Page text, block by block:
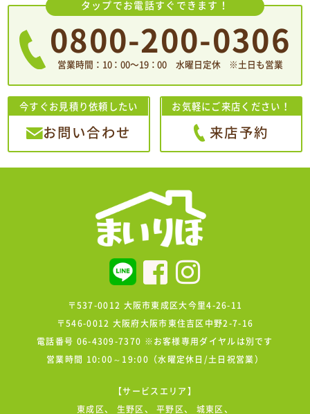
タップでお電話すぐできます！
0800-200-0306
営業時間：10：00〜19：00 水曜日定休 ※土日も営業
今すぐお見積り依頼したい
お問い合わせ
お気軽にご来店ください！
来店予約
〒537-0012 大阪市東成区大今里4-26-11
〒546-0012 大阪府大阪市東住吉区中野2-7-16
電話番号 06-4309-7370 ※お客様専用ダイヤルは別です
営業時間 10:00～19:00（水曜定休日/土日祝営業）
【サービスエリア】
東成区、 生野区 、平野区、 城東区 、